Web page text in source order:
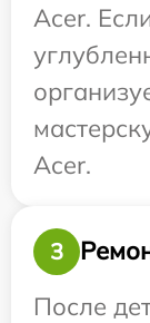
Acer.
Acer.
3
После